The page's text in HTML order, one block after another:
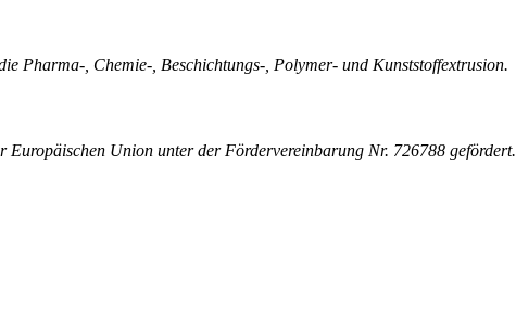
Pharma-, Chemie-, Beschichtungs-, Polymer- und Kunststoffextrusion.
Union unter der Fördervereinbarung Nr. 726788 gefördert.